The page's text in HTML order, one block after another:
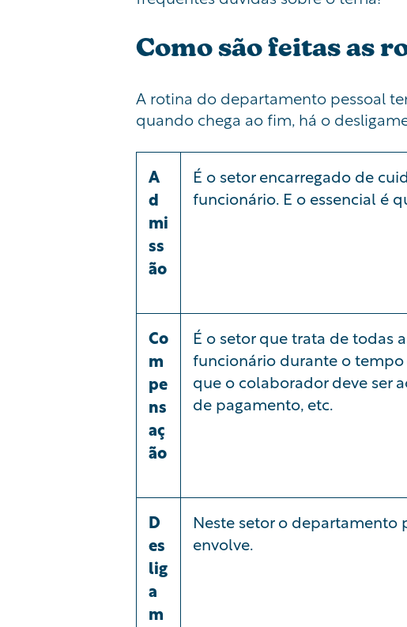
Como são feitas as
A rotina do departamento pessoal
quando chega ao fim, há o
A
d
mi
ss
ão
É o setor encarregado de
funcionário. E o essencial é
Co
m
pe
ns
aç
ão
É o setor que trata de todas
funcionário durante o
que o colaborador deve ser
de pagamento, etc.
D
es
lig
a
m
Neste setor o
envolve.